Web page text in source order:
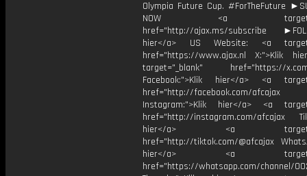
Olympia Future Cup. #ForTheFuture
NOW <a
href="http://ajax.ms/subscribe
hier</a> US Website: <a
href="https://www.ajax.nl X:">Klik
target="_blank" href="https://x.com/
Facebook:">Klik hier</a> <a
href="http://facebook.com/afcajax
Instagram:">Klik hier</a> <a
href="http://instagram.com/afcajax
hier</a> <a
href="http://tiktok.com/@afcajax
hier</a> <a
href="https://whatsapp.com/channel/